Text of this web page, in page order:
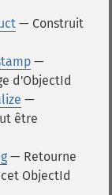
— Construit
—
d'ObjectId
—
être
— Retourne
ObjectId